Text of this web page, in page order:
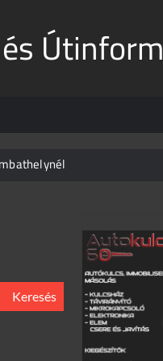
Útinform
Keresés: